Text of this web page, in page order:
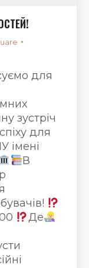
для
зустріч
для
імені
В
Де